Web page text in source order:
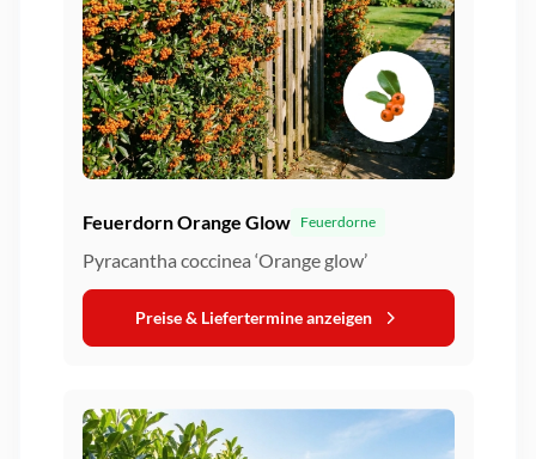
Feuerdorn Orange Glow Feuerdorne
Pyracantha coccinea ‘Orange glow’
Preise & Liefertermine anzeigen